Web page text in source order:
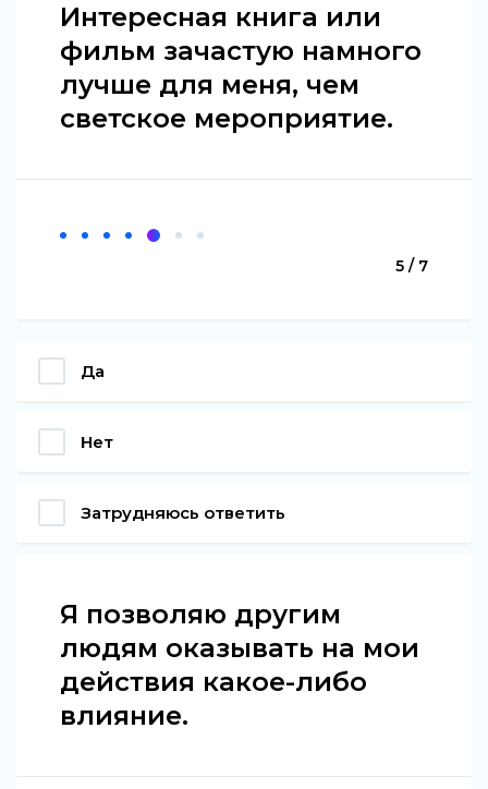
Интересная книга или
фильм зачастую намного
лучше для меня, чем
светское мероприятие.
5 / 7
Да
Нет
Затрудняюсь ответить
Я позволяю другим
людям оказывать на мои
действия какое-либо
влияние.